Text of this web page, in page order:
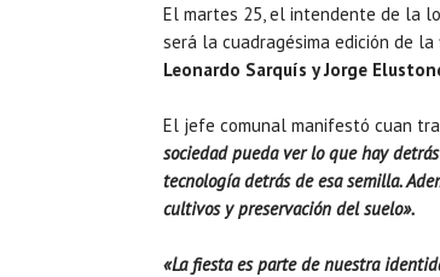
El martes 25, el intendente de la
será la cuadragésima edición de
Leonardo Sarquís y Jorge
El jefe comunal manifestó cuan
sociedad pueda ver lo que hay
tecnología detrás de esa semilla.
cultivos y preservación del suelo».
«La fiesta es parte de nuestra